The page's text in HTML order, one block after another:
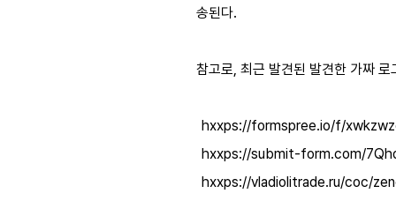
송된다.
참고로, 최근 발견된 발견한 가짜
hxxps://formspree.io/f/
hxxps://submit-form.com/
hxxps://vladiolitrade.ru/coc/